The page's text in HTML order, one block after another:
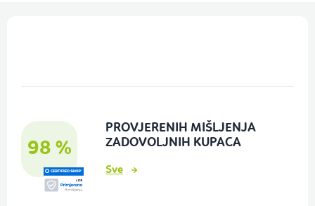
98 %
PROVJERENIH MIŠLJENJA
ZADOVOLJNIH KUPACA
Sve